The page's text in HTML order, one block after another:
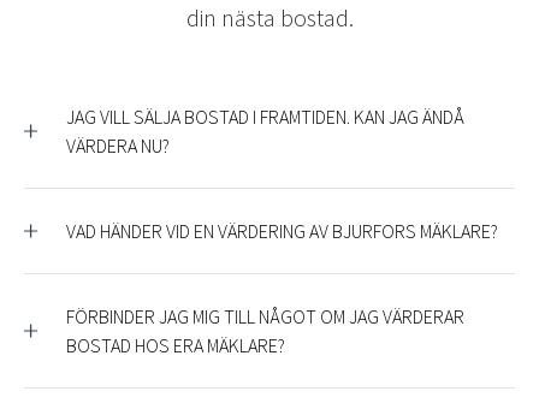
din nästa bostad.
JAG VILL SÄLJA BOSTAD I FRAMTIDEN. KAN JAG ÄNDÅ
VÄRDERA NU?
VAD HÄNDER VID EN VÄRDERING AV BJURFORS MÄKLARE?
FÖRBINDER JAG MIG TILL NÅGOT OM JAG VÄRDERAR
BOSTAD HOS ERA MÄKLARE?